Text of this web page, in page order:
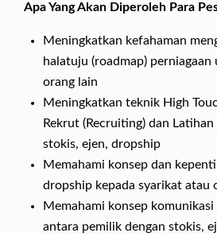
Apa Yang Akan Diperoleh Para
Meningkatkan kefahaman
halatuju (roadmap)
orang lain
Meningkatkan teknik High
Rekrut (Recruiting) dan
stokis, ejen, dropship
Memahami konsep dan
dropship kepada syarikat atau
Memahami konsep komunikasi
antara pemilik dengan stokis,